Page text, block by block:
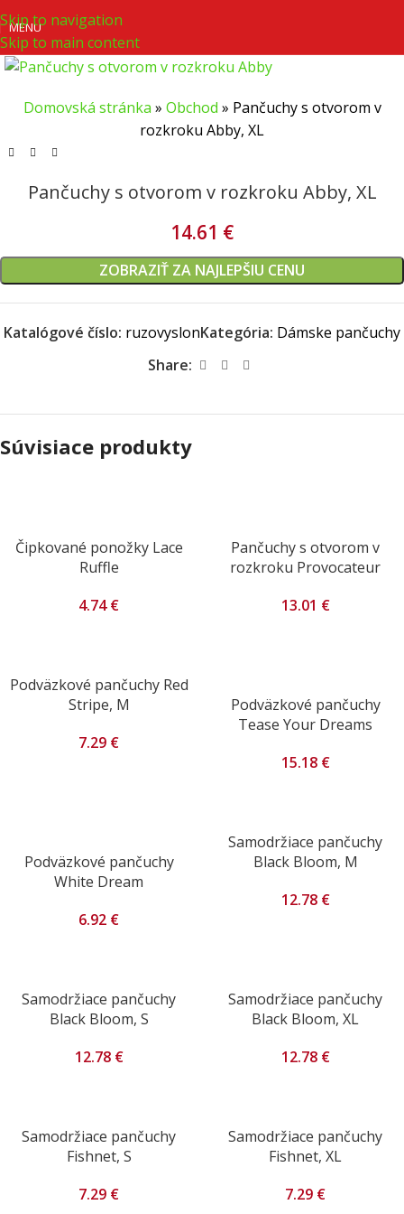
Skip to navigation
Skip to main content
MENU
Domovská stránka » Obchod » Pančuchy s otvorom v
rozkroku Abby, XL
Pančuchy s otvorom v rozkroku Abby, XL
14.61 €
ZOBRAZIŤ ZA NAJLEPŠIU CENU
Katalógové číslo: ruzovyslonKategória: Dámske pančuchy
Share:
Súvisiace produkty
Čipkované ponožky Lace
Ruffle
4.74€
Pančuchy s otvorom v
rozkroku Provocateur
13.01 €
Podväzkové pančuchy Red
Stripe, M
7.29 €
Podväzkové pančuchy
Tease Your Dreams
15.18 €
Podväzkové pančuchy
White Dream
6.92 €
Samodržiace pančuchy
Black Bloom, M
12.78 €
Samodržiace pančuchy
Black Bloom, S
12.78 €
Samodržiace pančuchy
Black Bloom, XL
12.78 €
Samodržiace pančuchy
Fishnet, S
7.29 €
Samodržiace pančuchy
Fishnet, XL
7.29 €